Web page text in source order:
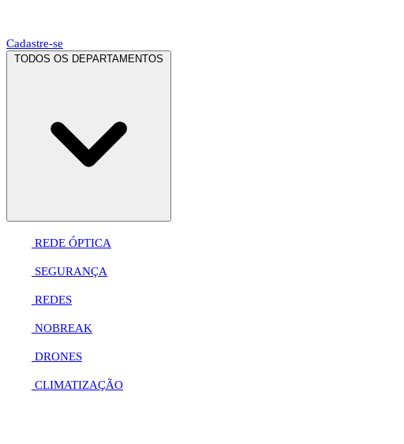
Cadastre-se
TODOS OS DEPARTAMENTOS
REDE ÓPTICA
SEGURANÇA
REDES
NOBREAK
DRONES
CLIMATIZAÇÃO